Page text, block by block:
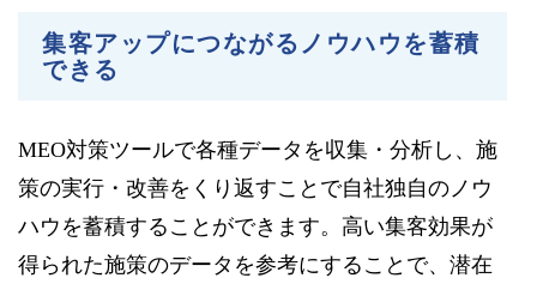
集客アップにつながるノウハウを蓄積
できる
MEO対策ツールで各種データを収集・分析し、施
策の実行・改善をくり返すことで自社独自のノウ
ハウを蓄積することができます。高い集客効果が
得られた施策のデータを参考にすることで、潜在